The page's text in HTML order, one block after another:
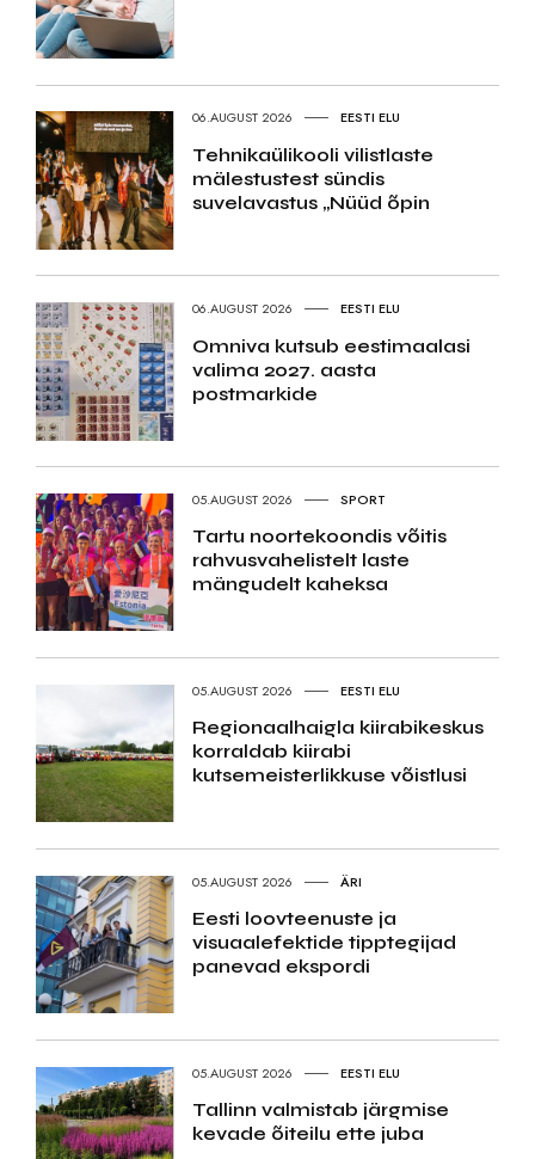
06.AUGUST 2026 EESTI ELU
Tehnikaülikooli vilistlaste
mälestustest sündis
suvelavastus „Nüüd õpin
06.AUGUST 2026 EESTI ELU
Omniva kutsub eestimaalasi
valima 2027. aasta
postmarkide
05.AUGUST 2026 SPORT
Tartu noortekoondis võitis
rahvusvahelistelt laste
mängudelt kaheksa
05.AUGUST 2026 EESTI ELU
Regionaalhaigla kiirabikeskus
korraldab kiirabi
kutsemeisterlikkuse võistlusi
05.AUGUST 2026 ÄRI
Eesti loovteenuste ja
visuaalefektide tipptegijad
panevad ekspordi
05.AUGUST 2026 EESTI ELU
Tallinn valmistab järgmise
kevade õiteilu ette juba